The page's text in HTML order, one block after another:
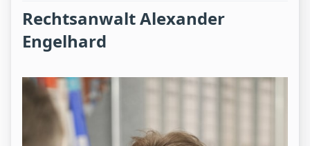
Rechtsanwalt Alexander
Engelhard